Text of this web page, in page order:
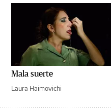
Mala suerte
Laura Haimovichi